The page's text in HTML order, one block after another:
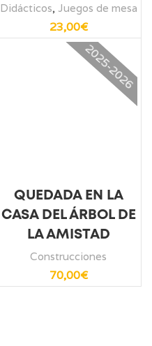
Didácticos, Juegos de mesa
23,00€
2025-2026
QUEDADA EN LA
CASA DEL ÁRBOL DE
LA AMISTAD
Construcciones
70,00€